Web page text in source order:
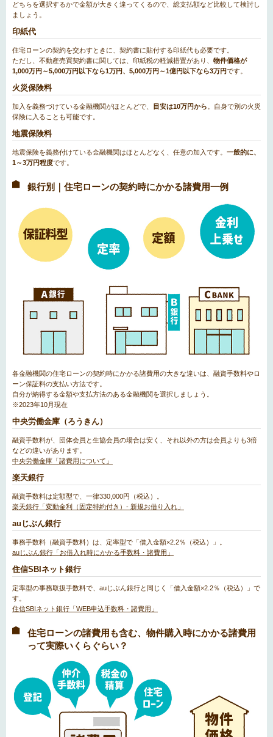
どちらを選択するかで金額が大きく違ってくるので、総支払額など比較して検討し
ましょう。
印紙代
住宅ローンの契約を交わすときに、契約書に貼付する印紙代も必要です。
ただし、不動産売買契約書に関しては、印紙税の軽減措置があり、 物件価格が
1,000万円～5,000万円以下なら1万円、5,000万円～1億円以下なら3万円です。
火災保険料
加入を義務づけている金融機関がほとんどで、 目安は10万円から 。自身で別の火災
保険に入ることも可能です。
地震保険料
地震保険を義務付けている金融機関はほとんどなく、任意の加入です。 一般的に、
1～3万円程度です。
銀行別｜住宅ローンの契約時にかかる諸費用一例
各金融機関の住宅ローンの契約時にかかる諸費用の大きな違いは、融資手数料やロ
ーン保証料の支払い方法です。
自分が納得する金額や支払方法のある金融機関を選択しましょう。
※2023年10月現在
中央労働金庫（ろうきん）
融資手数料が、団体会員と生協会員の場合は安く、それ以外の方は会員よりも3倍
などの違いがあります。
中央労働金庫「諸費用について」
楽天銀行
融資手数料は定額型で、一律330,000円（税込）。
楽天銀行「変動金利（固定特約付き）- 新規お借り入れ」
auじぶん銀行
事務手数料（融資手数料）は、定率型で「借入金額×2.2％（税込）」。
auじぶん銀行「お借入れ時にかかる手数料・諸費用」
住信SBIネット銀行
定率型の事務取扱手数料で、auじぶん銀行と同じく「借入金額×2.2％（税込）」で
す。
住信SBIネット銀行「WEB申込手数料・諸費用」
住宅ローンの諸費用も含む、物件購入時にかかる諸費用
って実際いくらぐらい？